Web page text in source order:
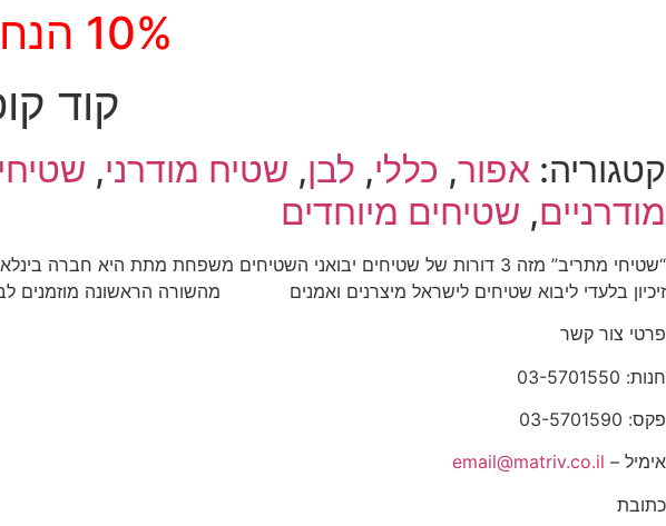
10% הנחה
קוד
קטגוריה: אפור, כללי, לבן, שטיח מודרני,
מודרניים, שטיחים מיוחדים
“שטיחי מתריב” מזה 3 דורות של שטיחים יבואני השטיחים משפחת מתת
זיכיון בלעדי ליבוא שטיחים לישראל מיצרנים ואמנים
מהשורה הראשונה מוזמנים
פרטי צור קשר
חנות: 03-5701550
פקס: 03-5701590
אימיל – email@matriv.co.il
כתובת